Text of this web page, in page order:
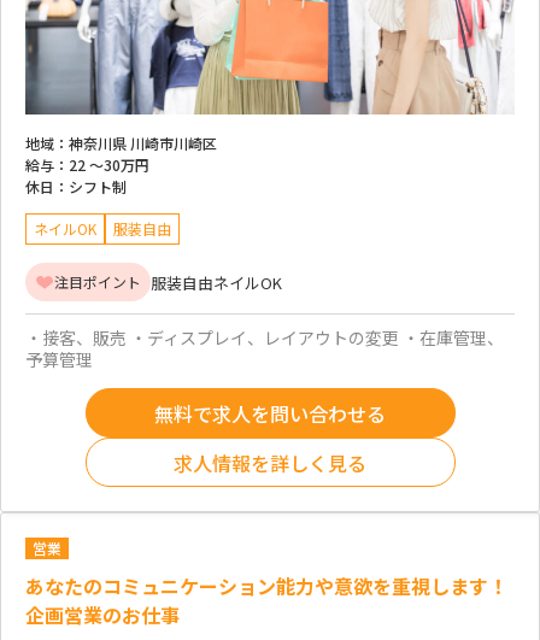
地域： 神奈川県 川崎市川崎区
給与： 22 ～30万円
休日： シフト制
ネイルOK 服装自由
注目ポイント 服装自由ネイルOK
・接客、販売 ・ディスプレイ、レイアウトの変更 ・在庫管理、
予算管理
無料で求人を問い合わせる
求人情報を詳しく見る
営業
あなたのコミュニケーション能力や意欲を重視します！
企画営業のお仕事